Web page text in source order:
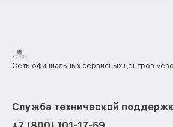
Сеть официальных сервисных центров
Служба технической